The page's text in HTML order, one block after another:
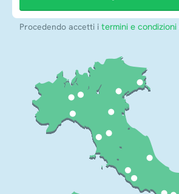
Procedendo accetti i termini e condizioni